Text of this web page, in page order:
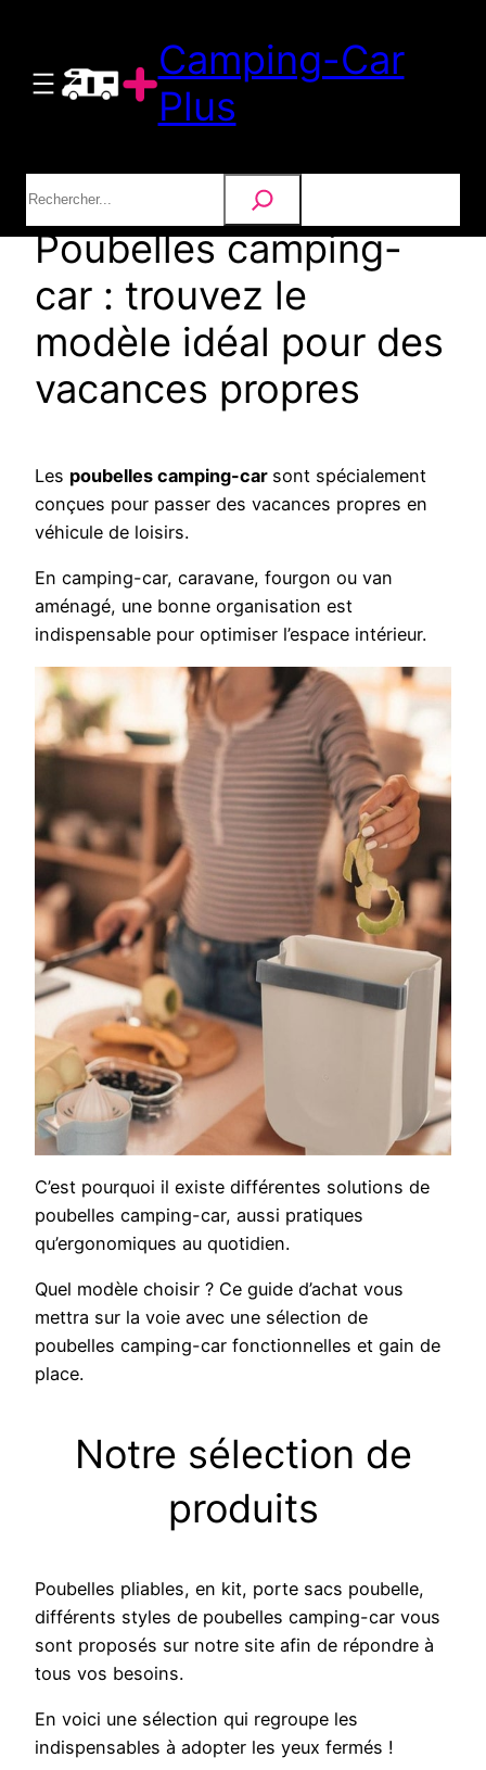
contenu
Camping-Car
Plus
Poubelles camping-
car : trouvez le
modèle idéal pour des
vacances propres
Les poubelles camping-car sont spécialement
conçues pour passer des vacances propres en
véhicule de loisirs.
En camping-car, caravane, fourgon ou van
aménagé, une bonne organisation est
indispensable pour optimiser l’espace intérieur.
C’est pourquoi il existe différentes solutions de
poubelles camping-car, aussi pratiques
qu’ergonomiques au quotidien.
Quel modèle choisir ? Ce guide d’achat vous
mettra sur la voie avec une sélection de
poubelles camping-car fonctionnelles et gain de
place.
Notre sélection de
produits
Poubelles pliables, en kit, porte sacs poubelle,
différents styles de poubelles camping-car vous
sont proposés sur notre site afin de répondre à
tous vos besoins.
En voici une sélection qui regroupe les
indispensables à adopter les yeux fermés !